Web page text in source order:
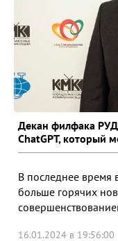
Декан филфака
ChatGPT, который
В последнее время
больше горячих
16.01.2024 в 19:56:00